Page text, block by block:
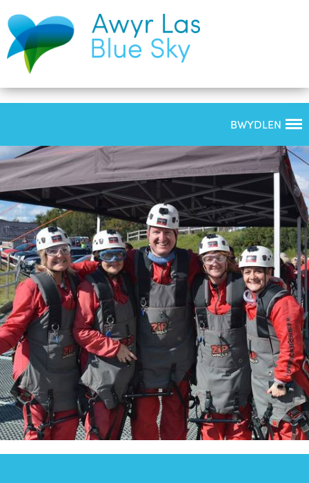
BWYDLEN